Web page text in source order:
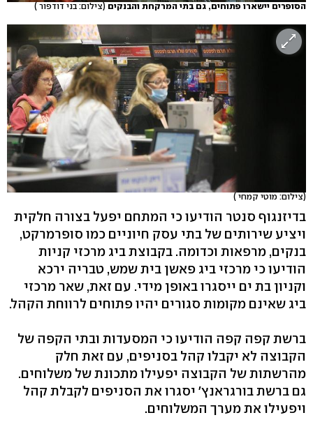
הסופרים יישארו פתוחים, גם בתי המרקחת והבנקים (צילום: בני דודפור )
(צילום: מוטי קמחי )
בדיזנגוף סנטר הודיעו כי המתחם יפעל בצורה חלקית
ויציע שירותים של בתי עסק חיוניים כמו סופרמרקט,
בנקים, מרפאות וכדומה. בקבוצת ביג מרכזי קניות
הודיעו כי מרכזי ביג פאשן בית שמש, טבריה ירכא
וקניון בת ים ייסגרו באופן מידי. עם זאת, שאר מרכזי
ביג שאינם מקומות סגורים יהיו פתוחים לרווחת הקהל.
ברשת קפה קפה הודיעו כי המסעדות ובתי הקפה של
הקבוצה לא יקבלו קהל בסניפים, עם זאת חלק
מהרשתות של הקבוצה יפעילו מתכונת של משלוחים.
גם ברשת בורגראנץ' יסגרו את הסניפים לקבלת קהל
ויפעילו את מערך המשלוחים.